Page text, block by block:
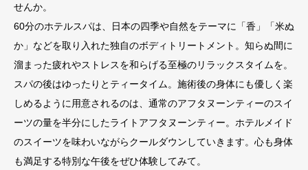
せんか。
60分のホテルスパは、日本の四季や自然をテーマに「香」「米ぬ
か」などを取り入れた独自のボディトリートメント。知らぬ間に
溜まった疲れやストレスを和らげる至極のリラックスタイムを。
スパの後はゆったりとティータイム。施術後の身体にも優しく楽
しめるように用意されるのは、通常のアフタヌーンティーのスイ
ーツの量を半分にしたライトアフタヌーンティー。ホテルメイド
のスイーツを味わいながらクールダウンしていきます。心も身体
も満足する特別な午後をぜひ体験してみて。